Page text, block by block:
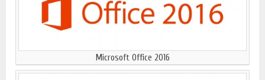
Microsoft Office 2016